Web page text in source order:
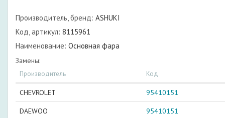
Производитель, бренд: ASHUKI
Код, артикул: 8115961
Наименование: Основная фара
Замены:
Производитель Код
CHEVROLET 95410151
DAEWOO 95410151